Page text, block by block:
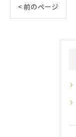
< 前のページ